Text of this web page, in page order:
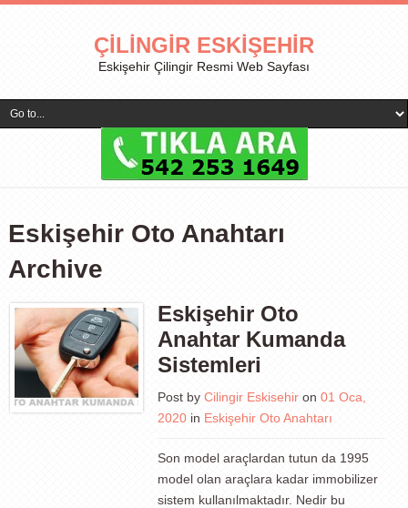
ÇILINGIR ESKIŞEHIR
Eskişehir Çilingir Resmi Web Sayfası
Eskişehir Oto Anahtarı
Archive
Eskişehir Oto
Anahtar Kumanda
Sistemleri
Post byCilingir Eskisehir on01 Oca,
2020 in Eskişehir Oto Anahtarı
Son model araçlardan tutun da 1995
model olan araçlara kadar immobilizer
sistem kullanılmaktadır. Nedir bu